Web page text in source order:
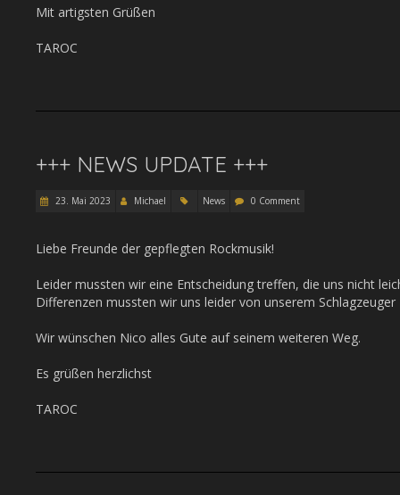
Mit artigsten Grüßen
TAROC
+++ NEWS UPDATE +++
23. Mai 2023 Michael News 0 Comment
Liebe Freunde der gepflegten Rockmusik!
Leider mussten wir eine Entscheidung treffen, die uns nicht
Differenzen mussten wir uns leider von unserem
Wir wünschen Nico alles Gute auf seinem weiteren Weg.
Es grüßen herzlichst
TAROC